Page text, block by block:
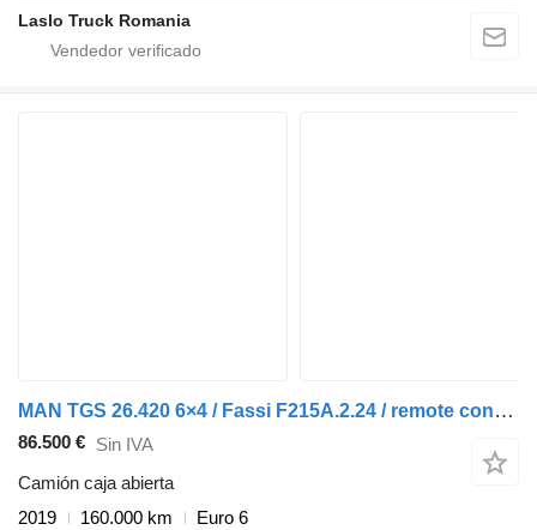
Laslo Truck Romania
MAN TGS 26.420 6×4 / Fassi F215A.2.24 / remote control / Rotator / 1
86.500 € Sin IVA
Camión caja abierta
2019
160.000 km
Euro 6